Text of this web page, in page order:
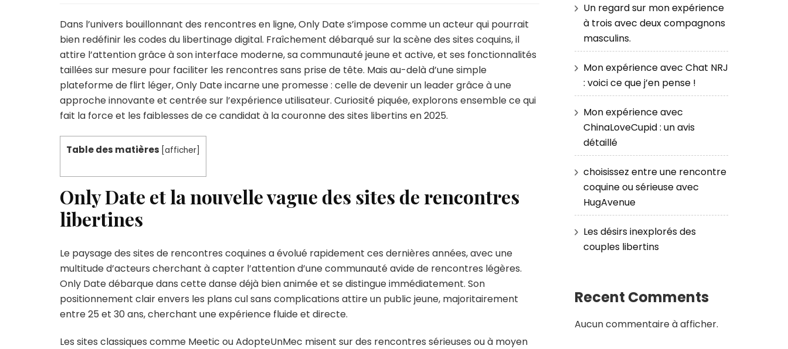
:
un
futur
leader
en
devenir
?
Dans l’univers bouillonnant des rencontres en ligne, Only Date s’impose comme un acteur qui pourrait
bien redéfinir les codes du libertinage digital. Fraîchement débarqué sur la scène des sites coquins, il
attire l’attention grâce à son interface moderne, sa communauté jeune et active, et ses fonctionnalités
taillées sur mesure pour faciliter les rencontres sans prise de tête. Mais au-delà d’une simple
plateforme de flirt léger, Only Date incarne une promesse : celle de devenir un leader grâce à une
approche innovante et centrée sur l’expérience utilisateur. Curiosité piquée, explorons ensemble ce qui
fait la force et les faiblesses de ce candidat à la couronne des sites libertins en 2025.
Table des matières [afficher]
Only Date et la nouvelle vague des sites de rencontres
libertines
Le paysage des sites de rencontres coquines a évolué rapidement ces dernières années, avec une
multitude d’acteurs cherchant à capter l’attention d’une communauté avide de rencontres légères.
Only Date débarque dans cette danse déjà bien animée et se distingue immédiatement. Son
positionnement clair envers les plans cul sans complications attire un public jeune, majoritairement
entre 25 et 30 ans, cherchant une expérience fluide et directe.
Les sites classiques comme Meetic ou AdopteUnMec misent sur des rencontres sérieuses ou à moyen
Un regard sur mon expérience
à trois avec deux compagnons
masculins.
Mon expérience avec Chat NRJ
: voici ce que j’en pense !
Mon expérience avec
ChinaLoveCupid : un avis
détaillé
choisissez entre une rencontre
coquine ou sérieuse avec
HugAvenue
Les désirs inexplorés des
couples libertins
Recent Comments
Aucun commentaire à afficher.